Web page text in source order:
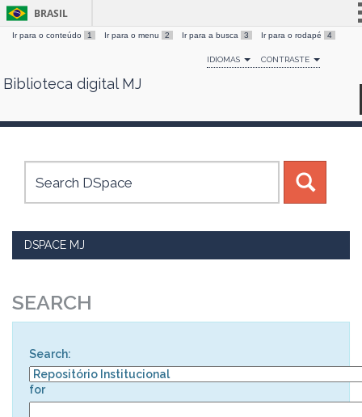
Skip
BRASIL
Simplifique!
Comunica BR
Canais
Ir para o conteúdo 1 Ir para o menu 2 Ir para a busca 3 Ir para o rodapé 4
IDIOMAS CONTRASTE
Biblioteca digital MJ
DSPACE MJ
SEARCH
Search:
for